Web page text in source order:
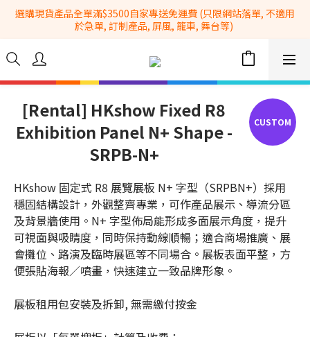
全港No.1一站式設備租售及採購服務供應商
選購現貨產品全單滿$3500自家專送免運費 (只限網站落單, 不適用
於急單, 訂制產品, 屏風, 籠車, 舞台等)
info@hkbasket.com
[Rental] HKshow Fixed R8
Exhibition Panel N+ Shape -
SRPB-N+
HKshow 固定式 R8 展覽展板 N+ 字型（SRPBN+）採用
穩固結構設計，外觀整齊專業，可作產品展示、導流分區
及背景牆使用。N+ 字型佈局能形成多面展示角度，提升
可視面與吸睛度，同時保持動線順暢；適合商場推廣、展
會攤位、路演及臨時展區等不同場合。展板表面平整，方
便張貼海報／噴畫，快速建立一致品牌形象。
展板租用包安裝及拆卸, 無需繳付按金